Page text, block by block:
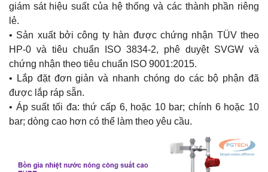
giám sát hiệu suất của hệ thống và các thành phần riêng
lẻ.
• Sản xuất bởi công ty hàn được chứng nhận TÜV theo
HP-0 và tiêu chuẩn ISO 3834-2, phê duyệt SVGW và
chứng nhận theo tiêu chuẩn ISO 9001:2015.
• Lắp đặt đơn giản và nhanh chóng do các bộ phận đã
được lắp ráp sẵn.
• Áp suất tối đa: thứ cấp 6, hoặc 10 bar; chính 6 hoặc 10
bar; dòng cao hơn có thể làm theo yêu cầu.